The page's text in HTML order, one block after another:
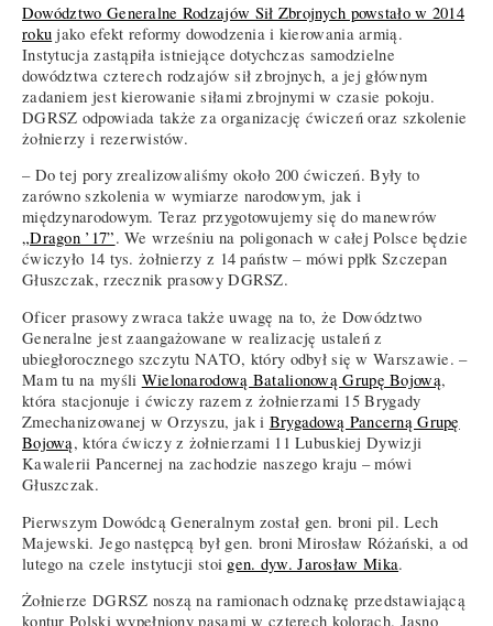
Dowództwo Generalne Rodzajów Sił Zbrojnych powstało w 2014
roku jako efekt reformy dowodzenia i kierowania armią.
Instytucja zastąpiła istniejące dotychczas samodzielne
dowództwa czterech rodzajów sił zbrojnych, a jej głównym
zadaniem jest kierowanie siłami zbrojnymi w czasie pokoju.
DGRSZ odpowiada także za organizację ćwiczeń oraz szkolenie
żołnierzy i rezerwistów.
– Do tej pory zrealizowaliśmy około 200 ćwiczeń. Były to
zarówno szkolenia w wymiarze narodowym, jak i
międzynarodowym. Teraz przygotowujemy się do manewrów
„Dragon ’17”. We wrześniu na poligonach w całej Polsce będzie
ćwiczyło 14 tys. żołnierzy z 14 państw – mówi ppłk Szczepan
Głuszczak, rzecznik prasowy DGRSZ.
Oficer prasowy zwraca także uwagę na to, że Dowództwo
Generalne jest zaangażowane w realizację ustaleń z
ubiegłorocznego szczytu NATO, który odbył się w Warszawie. –
Mam tu na myśli Wielonarodową Batalionową Grupę Bojową,
która stacjonuje i ćwiczy razem z żołnierzami 15 Brygady
Zmechanizowanej w Orzyszu, jak i Brygadową Pancerną Grupę
Bojową, która ćwiczy z żołnierzami 11 Lubuskiej Dywizji
Kawalerii Pancernej na zachodzie naszego kraju – mówi
Głuszczak.
Pierwszym Dowódcą Generalnym został gen. broni pil. Lech
Majewski. Jego następcą był gen. broni Mirosław Różański, a od
lutego na czele instytucji stoi gen. dyw. Jarosław Mika.
Żołnierze DGRSZ noszą na ramionach odznakę przedstawiającą
kontur Polski wypełniony pasami w czterech kolorach. Jasno